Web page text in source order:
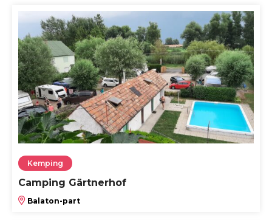
Kemping
Camping Gärtnerhof
Balaton-part